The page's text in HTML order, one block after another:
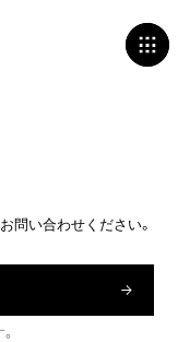
問い合わせください。